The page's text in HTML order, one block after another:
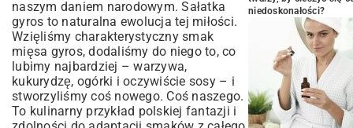
Sałatka Gyros to Danie, Które
Pokochasz?
naszym daniem narodowym. Sałatka
gyros to naturalna ewolucja tej miłości.
Wzięliśmy charakterystyczny smak
mięsa gyros, dodaliśmy do niego to, co
lubimy najbardziej – warzywa,
kukurydzę, ogórki i oczywiście sosy – i
stworzyliśmy coś nowego. Coś naszego.
To kulinarny przykład polskiej fantazji i
niedoskonałości?